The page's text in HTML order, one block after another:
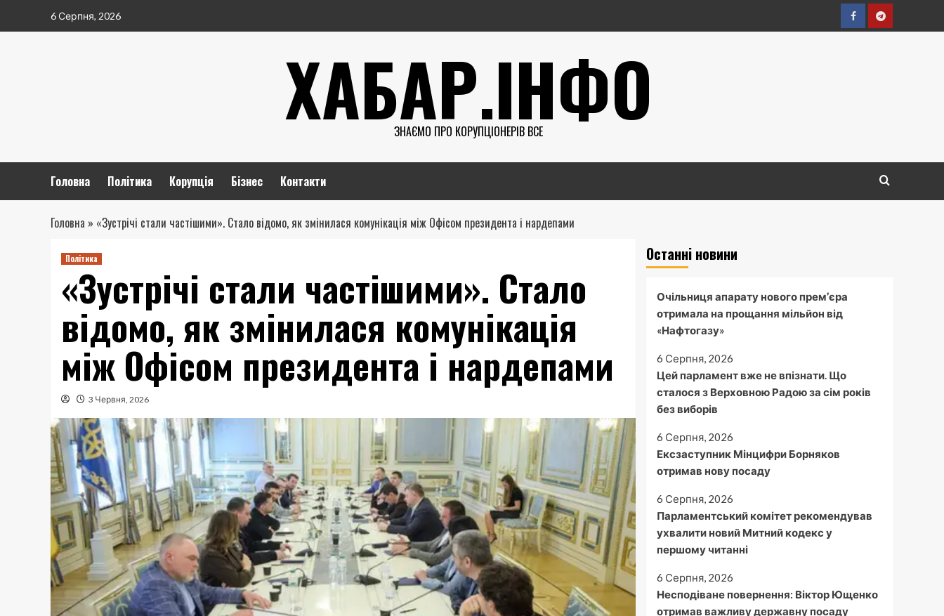
6 Серпня, 2026
FacebookTelegram
ХАБАР.ІНФО
ЗНАЄМО ПРО КОРУПЦІОНЕРІВ ВСЕ
Головна Політика Корупція Бізнес Контакти
Головна » «Зустрічі стали частішими». Стало відомо, як змінилася комунікація між Офісом президента і нардепами
Політика
«Зустрічі стали частішими». Стало
відомо, як змінилася комунікація
між Офісом президента і нардепами
3 Червня, 2026
Останні новини
Очільниця апарату нового прем’єра
отримала на прощання мільйон від
«Нафтогазу»
6 Серпня, 2026
Цей парламент вже не впізнати. Що
сталося з Верховною Радою за сім років
без виборів
6 Серпня, 2026
Ексзаступник Мінцифри Борняков
отримав нову посаду
6 Серпня, 2026
Парламентський комітет рекомендував
ухвалити новий Митний кодекс у
першому читанні
6 Серпня, 2026
Несподіване повернення: Віктор Ющенко
отримав важливу державну посаду